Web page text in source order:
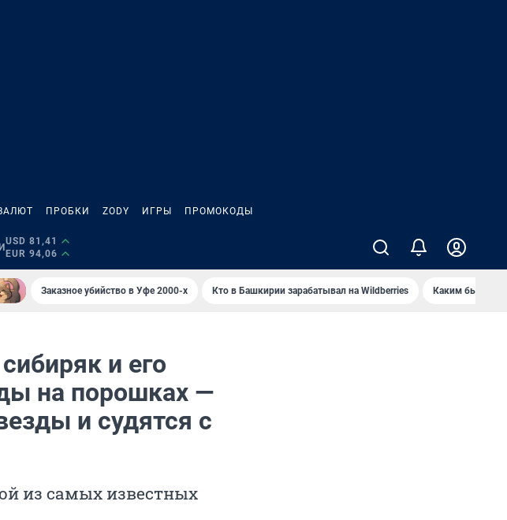
ПРОБКИ ZODY ИГРЫ ПРОМОКОДЫ
USD 81,41
EUR 94,06
Заказное убийство в Уфе 2000-х Кто в Башкирии зарабатывал на Wildberries Каким было
и его
на порошках —
и судятся с
из самых известных